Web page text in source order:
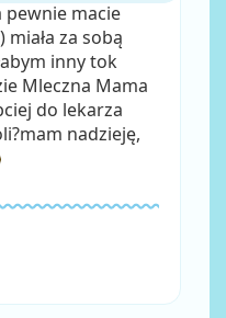
pewnie macie
za sobą
inny tok
Mleczna Mama
do lekarza
nadzieję,